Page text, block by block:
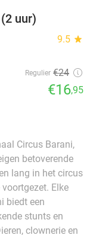
uur)
9.5 star
Regulier €24
€16,95
Circus Barani,
betoverende
lang in het circus
Elke
biedt een
stunts en
clownerie en